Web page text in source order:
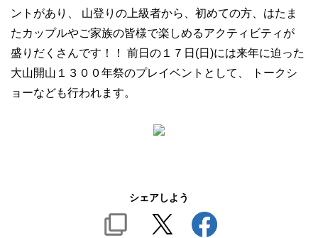
ントがあり、 山登りの上級者から、初めての方、はたま
たカップルやご家族の皆様で楽しめるアクティビティが
盛りだくさんです！！ 前日の１７日(日)には来年に迫った
大山開山１３００年祭のプレイベントとして、 トークシ
ョーなども行われます。
シェアしよう